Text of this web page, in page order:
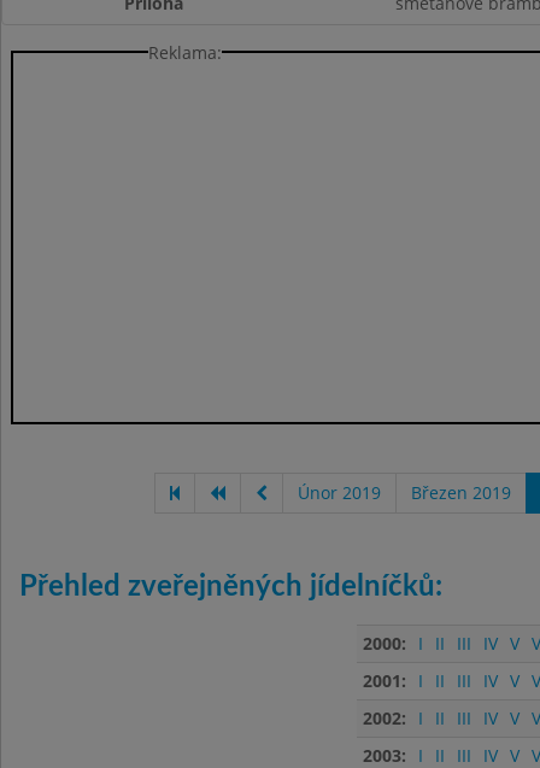
Reklama:
Únor 2019 Březen 2019
Přehled zveřejněných jídelníčků:
2000: I II III IV V
2001:
I II III IV V
2002:
I II III IV V
2003:
I II III IV V